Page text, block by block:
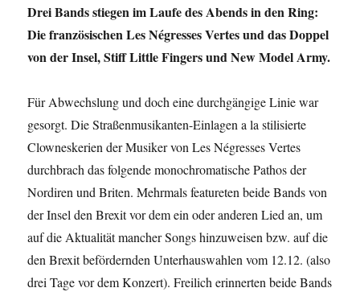
Drei Bands stiegen im Laufe des Abends in den Ring:
Die französischen Les Négresses Vertes und das Doppel
von der Insel, Stiff Little Fingers und New Model Army.
Für Abwechslung und doch eine durchgängige Linie war
gesorgt. Die Straßenmusikanten-Einlagen a la stilisierte
Clowneskerien der Musiker von Les Négresses Vertes
durchbrach das folgende monochromatische Pathos der
Nordiren und Briten. Mehrmals featureten beide Bands von
der Insel den Brexit vor dem ein oder anderen Lied an, um
auf die Aktualität mancher Songs hinzuweisen bzw. auf die
den Brexit befördernden Unterhauswahlen vom 12.12. (also
drei Tage vor dem Konzert). Freilich erinnerten beide Bands